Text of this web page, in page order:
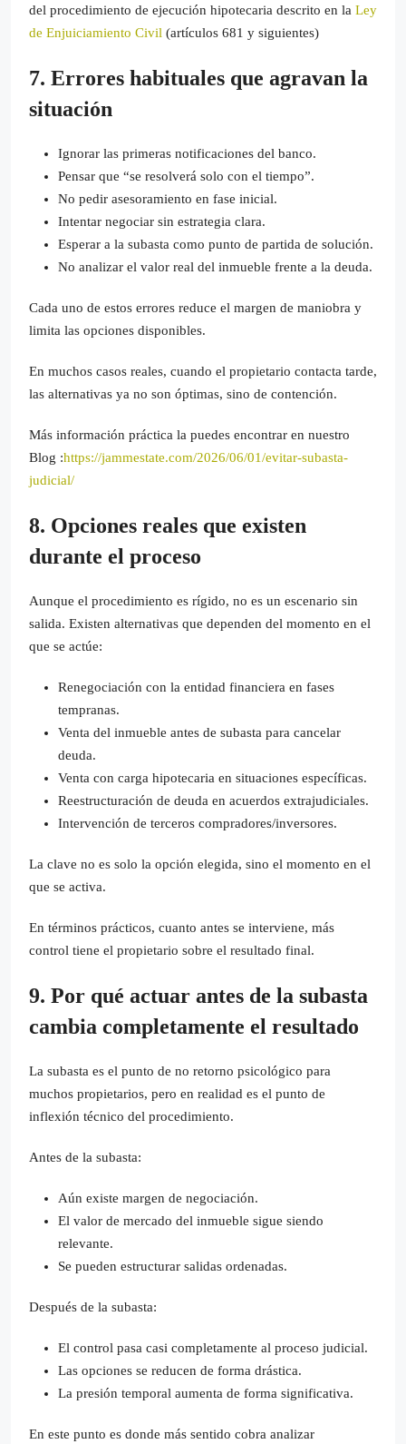
del procedimiento de ejecución hipotecaria descrito en la Ley
de Enjuiciamiento Civil (artículos 681 y siguientes)
7. Errores habituales que agravan la
situación
Ignorar las primeras notificaciones del banco.
Pensar que “se resolverá solo con el tiempo”.
No pedir asesoramiento en fase inicial.
Intentar negociar sin estrategia clara.
Esperar a la subasta como punto de partida de solución.
No analizar el valor real del inmueble frente a la deuda.
Cada uno de estos errores reduce el margen de maniobra y
limita las opciones disponibles.
En muchos casos reales, cuando el propietario contacta tarde,
las alternativas ya no son óptimas, sino de contención.
Más información práctica la puedes encontrar en nuestro
Blog :https://jammestate.com/2026/06/01/evitar-subasta-
judicial/
8. Opciones reales que existen
durante el proceso
Aunque el procedimiento es rígido, no es un escenario sin
salida. Existen alternativas que dependen del momento en el
que se actúe:
Renegociación con la entidad financiera en fases
tempranas.
Venta del inmueble antes de subasta para cancelar
deuda.
Venta con carga hipotecaria en situaciones específicas.
Reestructuración de deuda en acuerdos extrajudiciales.
Intervención de terceros compradores/inversores.
La clave no es solo la opción elegida, sino el momento en el
que se activa.
En términos prácticos, cuanto antes se interviene, más
control tiene el propietario sobre el resultado final.
9. Por qué actuar antes de la subasta
cambia completamente el resultado
La subasta es el punto de no retorno psicológico para
muchos propietarios, pero en realidad es el punto de
inflexión técnico del procedimiento.
Antes de la subasta:
Aún existe margen de negociación.
El valor de mercado del inmueble sigue siendo
relevante.
Se pueden estructurar salidas ordenadas.
Después de la subasta:
El control pasa casi completamente al proceso judicial.
Las opciones se reducen de forma drástica.
La presión temporal aumenta de forma significativa.
En este punto es donde más sentido cobra analizar